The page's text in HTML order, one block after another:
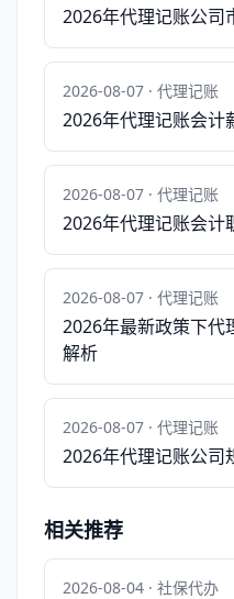
2026年代理记账公司
2026-08-07 · 代理记账
2026年代理记账会计
2026-08-07 · 代理记账
2026年代理记账会计
2026-08-07 · 代理记账
2026年最新政策下代
解析
2026-08-07 · 代理记账
2026年代理记账公司
相关推荐
2026-08-04 · 社保代办